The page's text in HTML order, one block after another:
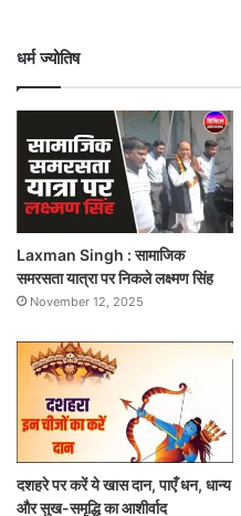
धर्म ज्योतिष
Laxman Singh : सामाजिक
समरसता यात्रा पर निकले लक्ष्मण सिंह
November 12, 2025
दशहरे पर करें ये खास दान, पाएँ धन, धान्य
और सुख-समृद्धि का आशीर्वाद